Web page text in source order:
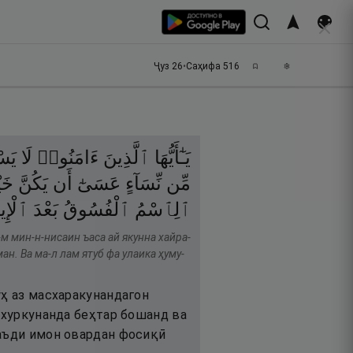
Ҷуз 26•Саҳифа 516
يَـٰٓأَيُّهَا ٱلَّذِينَ ءَامَنُوا۟ لَا
مِّن نِّسَآءٍ عَسَىٰٓ أَن يَكُنَّ
ٱلِٱسْمُ ٱلْفُسُوقُ بَعْدَ
мин-н-нисаин ъаса ай якунна хайра-
Ва ма-л лам ятуб фа улаика ҳуму-
аз масхаракунандагон
беҳтар бошанд ва
имон овардан фосиқӣ